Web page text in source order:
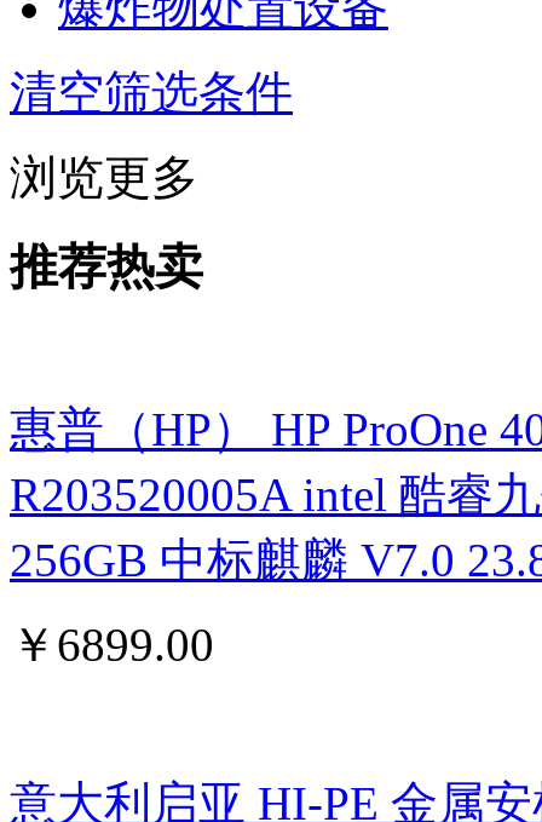
清空筛选条件
浏览更多
推荐热卖
惠普（HP） HP ProOne
R203520005A intel 酷睿
256GB 中标麒麟 V7.0
￥ 6899.00
意大利启亚 HI-PE 金属